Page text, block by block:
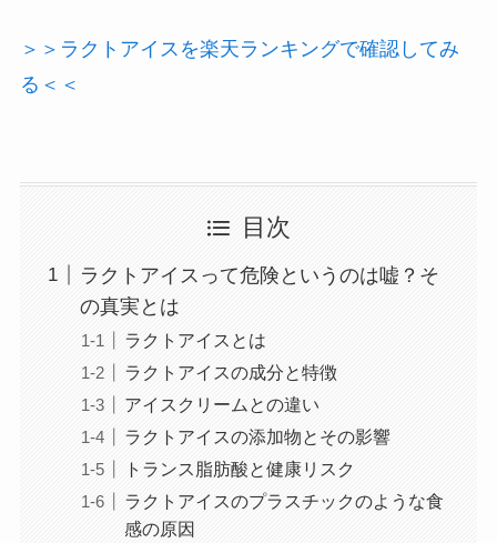
＞＞ラクトアイスを楽天ランキングで確認してみ
る＜＜
目次
ラクトアイスって危険というのは嘘？そ
の真実とは
ラクトアイスとは
ラクトアイスの成分と特徴
アイスクリームとの違い
ラクトアイスの添加物とその影響
トランス脂肪酸と健康リスク
ラクトアイスのプラスチックのような食
感の原因